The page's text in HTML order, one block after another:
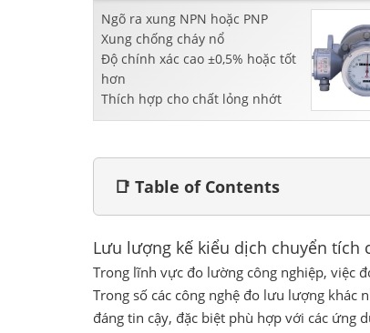
Ngõ ra xung NPN hoặc PNP
Xung chống cháy nổ
Độ chính xác cao ±0,5% hoặc tốt
hơn
Thích hợp cho chất lỏng nhớt
📑 Table of Contents
Lưu lượng kế kiểu dịch chuyển tích
Trong lĩnh vực đo lường công nghiệp, việc
Trong số các công nghệ đo lưu lượng
đáng tin cậy, đặc biệt phù hợp với các ứng